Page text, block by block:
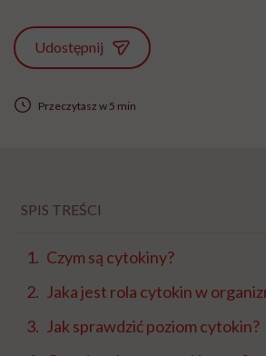
Udostępnij
Przeczytasz w 5 min
SPIS TREŚCI
Czym są cytokiny?
Jaka jest rola cytokin w
Jak sprawdzić poziom cytokin?